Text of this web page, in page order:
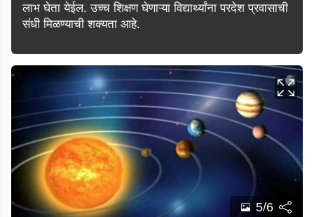
लाभ घेता येईल. उच्च शिक्षण घेणाऱ्या विद्यार्थ्यांना परदेश प्रवासाची
संधी मिळण्याची शक्यता आहे.
5/6